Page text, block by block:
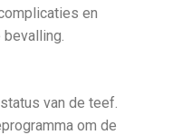
en
van de teef.
om de